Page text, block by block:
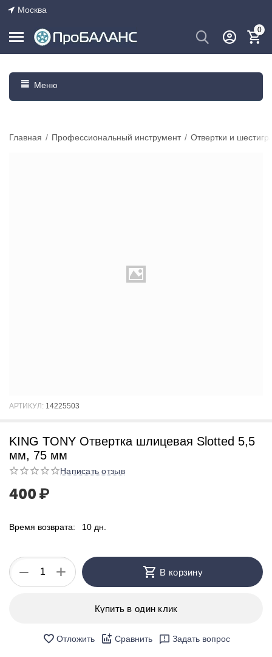
Москва
0
Меню
Главная / Профессиональный инструмент / Отвертки и
АРТИКУЛ: 14225503
KING TONY Отвертка шлицевая Slotted 5,5
мм, 75 мм
Написать отзыв
400 ₽
Время возврата: 10 дн.
+
− В корзину
Купить в один клик
Отложить Сравнить Задать вопрос